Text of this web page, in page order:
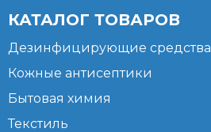
КАТАЛОГ ТОВАРОВ
Дезинфицирующие средства
Кожные антисептики
Бытовая химия
Текстиль